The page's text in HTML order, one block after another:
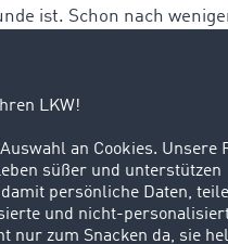
ist. Schon nach
Polen, Tschechien und
überschritt die Marke von
über 147.000
1,5 Milliarden
im